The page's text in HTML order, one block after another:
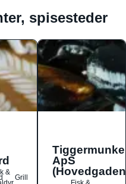
spisesteder
&
Grill
ApS